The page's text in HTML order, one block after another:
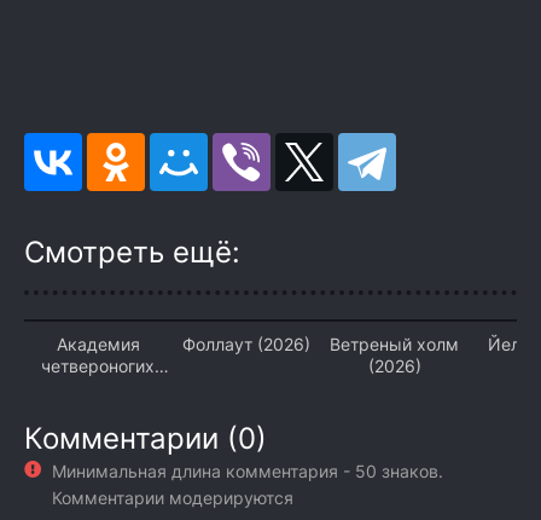
Смотреть ещё:
Академия
четвероногих
Фоллаут (2026)
Ветреный холм
(2026)
Комментарии (0)
Минимальная длина комментария - 50 знаков.
Комментарии модерируются